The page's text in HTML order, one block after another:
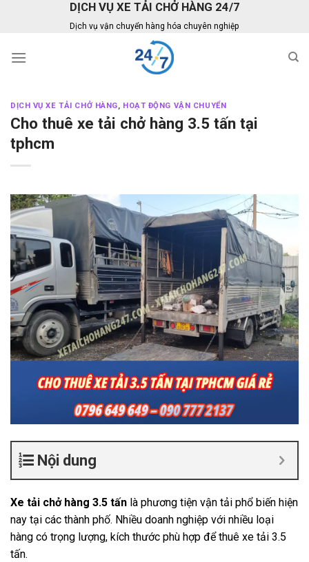
DỊCH VỤ XE TẢI CHỞ HÀNG 24/7
Dịch vụ vận chuyển hàng hóa chuyên nghiệp
DỊCH VỤ XE TẢI CHỞ HÀNG, HOẠT ĐỘNG VẬN CHUYỂN
Cho thuê xe tải chở hàng 3.5 tấn tại
tphcm
Nội dung
Xe tải chở hàng 3.5 tấn là phương tiện vận tải phổ biến hiện
nay tại các thành phố. Nhiều doanh nghiệp với nhiều loại
hàng có trọng lượng, kích thước phù hợp để thuê xe tải 3.5
tấn.